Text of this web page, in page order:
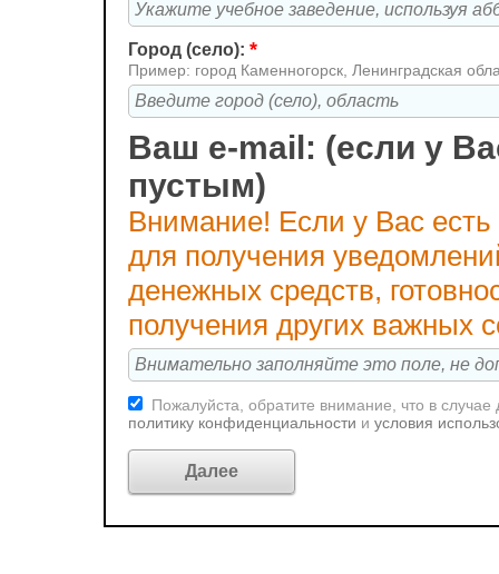
Город (село): *
Пример: город Каменногорск, Ленинградская
Ваш e-mail: (если у
пустым)
Внимание! Если у Вас
для получения
денежных средств,
получения других важных
Пожалуйста, обратите внимание, что в
политику конфиденциальности и условия